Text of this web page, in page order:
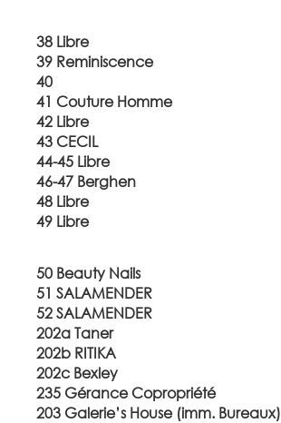
38 Libre
39 Reminiscence
40
41 Couture Homme
42 Libre
43 CECIL
44-45 Libre
46-47 Berghen
48 Libre
49 Libre
50 Beauty Nails
51 SALAMENDER
52 SALAMENDER
202a Taner
202b RITIKA
202c Bexley
235 Gérance Copropriété
203 Galerie’s House (imm. Bureaux)